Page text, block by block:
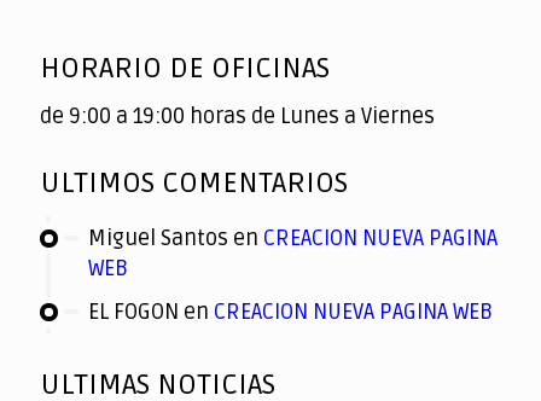
HORARIO DE OFICINAS
de 9:00 a 19:00 horas de Lunes a Viernes
ULTIMOS COMENTARIOS
Miguel Santos en CREACION NUEVA PAGINA
WEB
EL FOGON en CREACION NUEVA PAGINA WEB
ULTIMAS NOTICIAS